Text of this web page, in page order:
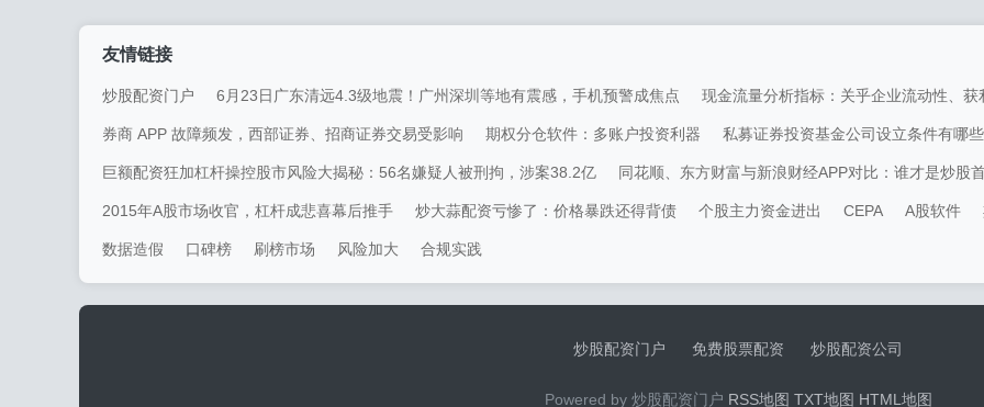
友情链接
炒股配资门户 6月23日广东清远4.3级地震！广州深圳等地有震感，手机预警成焦点 现金流量分析指标：关乎企业流动性、
券商 APP 故障频发，西部证券、招商证券交易受影响 期权分仓软件：多账户投资利器 私募证券投资基金公司设立条件有哪
巨额配资狂加杠杆操控股市风险大揭秘：56名嫌疑人被刑拘，涉案38.2亿 同花顺、东方财富与新浪财经APP对比：谁才是炒股
2015年A股市场收官，杠杆成悲喜幕后推手 炒大蒜配资亏惨了：价格暴跌还得背债 个股主力资金进出 CEPA A股软件
数据造假 口碑榜 刷榜市场 风险加大 合规实践
炒股配资门户 免费股票配资 炒股配资公司
Powered by 炒股配资门户 RSS地图 TXT地图 HTML地图